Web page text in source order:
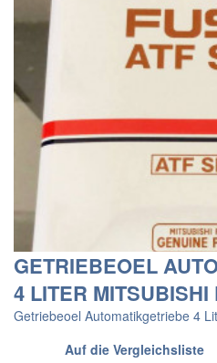
GETRIEBEOEL
4 LITER MITSUBISHI
Getriebeoel Automatikgetriebe 4
Auf die Vergleichsliste